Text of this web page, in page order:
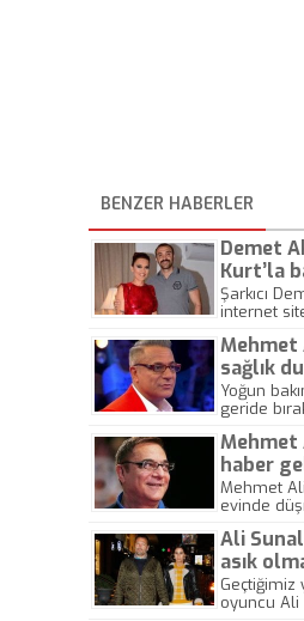
BENZER HABERLER
Demet
Kurt’la
ortaya
Şarkıcı
internet
medya
teşekkür
paylaşım
adamı
nedenini
Mehmet
sağlık
Yoğun
geride
Erbil'in
kardeşi
medyada
paylaştı.
Mehmet
haber
Mehmet
evinde
alınmıştı.
kaburgaları
yırtarak iç
olmuştu.
Ali
asık
Geçtiğimiz
oyuncu Ali